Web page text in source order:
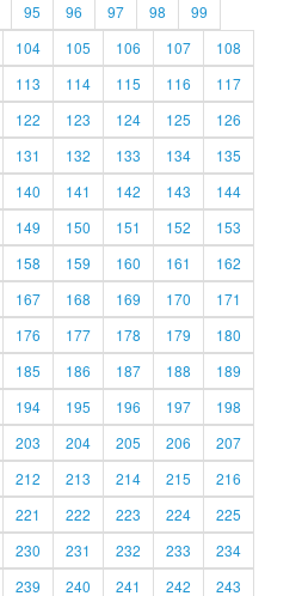
95 96 97 98
99
104 105 106 107
108
113 114 115 116
117
122 123 124 125
126
131 132 133 134
135
140 141 142 143
144
149 150 151 152
153
158 159 160 161
162
167 168 169 170
171
176 177 178 179
180
185 186 187 188
189
194 195 196 197
198
203 204 205 206
207
212 213 214 215
216
221 222 223 224
225
230 231 232 233
234
239 240 241 242 243